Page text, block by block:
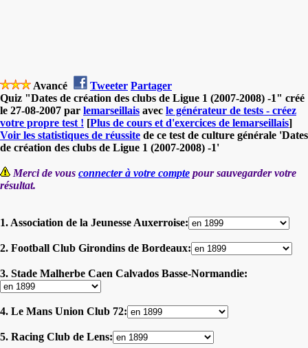
Avancé Tweeter Partager
Quiz "Dates de création des clubs de Ligue 1 (2007-2008) -1" créé
le 27-08-2007 par lemarseillais avec le générateur de tests - créez
votre propre test ! [Plus de cours et d'exercices de lemarseillais]
Voir les statistiques de réussite de ce test de culture générale 'Dates
de création des clubs de Ligue 1 (2007-2008) -1'
Merci de vous connecter à votre compte pour sauvegarder votre
résultat.
1. Association de la Jeunesse Auxerroise:
2. Football Club Girondins de Bordeaux:
3. Stade Malherbe Caen Calvados Basse-Normandie:
4. Le Mans Union Club 72:
5. Racing Club de Lens: